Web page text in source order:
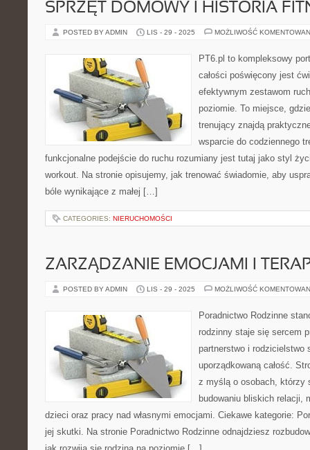
SPRZĘT DOMOWY I HISTORIA
POSTED BY ADMIN LIS - 29 - 2025 MOŻLIWOŚĆ
PT6.pl to kompleksowy
całości poświęcony jest
efektywnym zestawom
poziomie. To miejsce,
trenujący znajdą
wsparcie do codziennego
funkcjonalne podejście do ruchu rozumiany jest tutaj jako styl
workout. Na stronie opisujemy, jak trenować świadomie, aby
bóle wynikające z małej […]
CATEGORIES: NIERUCHOMOŚCI
ZARZĄDZANIE EMOCJAMI I
POSTED BY ADMIN LIS - 29 - 2025 MOŻLIWOŚĆ
Poradnictwo Rodzinne
rodzinny staje się sercem
partnerstwo i rodzicielstwo
uporządkowaną całość.
z myślą o osobach, którzy
budowaniu bliskich relacji,
dzieci oraz pracy nad własnymi emocjami. Ciekawe kategorie:
jej skutki. Na stronie Poradnictwo Rodzinne odnajdziesz